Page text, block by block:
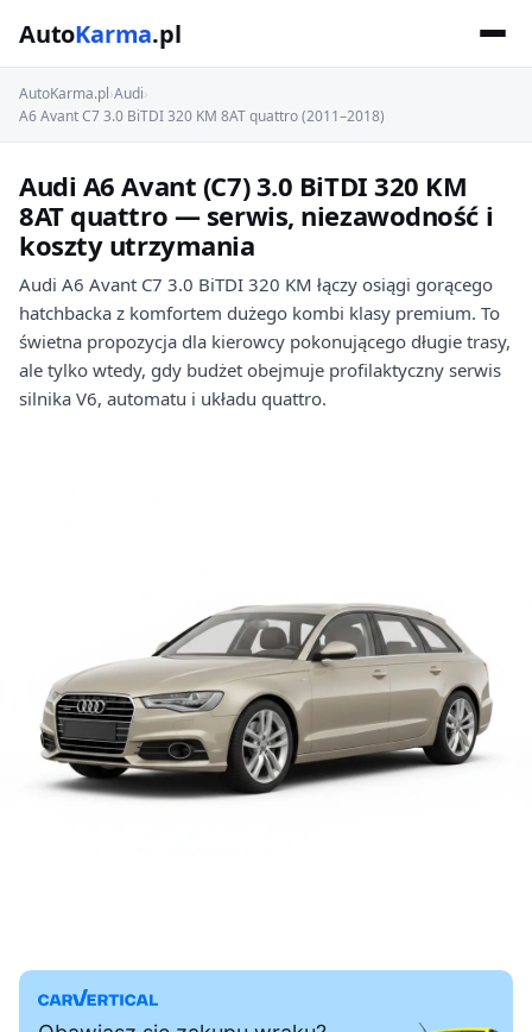
AutoKarma.pl
AutoKarma.pl›Audi›
A6 Avant C7 3.0 BiTDI 320 KM 8AT quattro (2011–2018)
Audi A6 Avant (C7) 3.0 BiTDI 320 KM
8AT quattro — serwis, niezawodność i
koszty utrzymania
Audi A6 Avant C7 3.0 BiTDI 320 KM łączy osiągi gorącego
hatchbacka z komfortem dużego kombi klasy premium. To
świetna propozycja dla kierowcy pokonującego długie trasy,
ale tylko wtedy, gdy budżet obejmuje profilaktyczny serwis
silnika V6, automatu i układu quattro.